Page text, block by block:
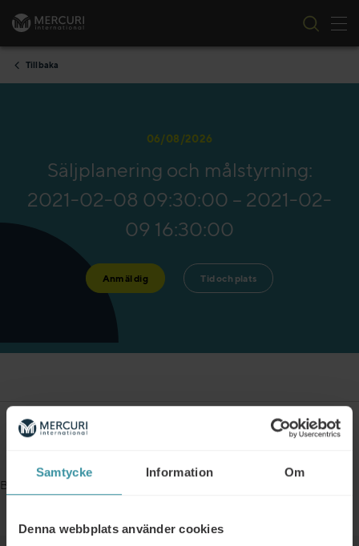
Samtycke Information Om
Denna webbplats använder cookies
Skip to content
Tillbaka
06/08/2026
Säljplanering och målstyrning:
2021-02-08 09:30:00 – 2021-02-
09 16:30:00
Anmäl dig Tid och plats
Bokningsinformation
Bookings are closed for this event.